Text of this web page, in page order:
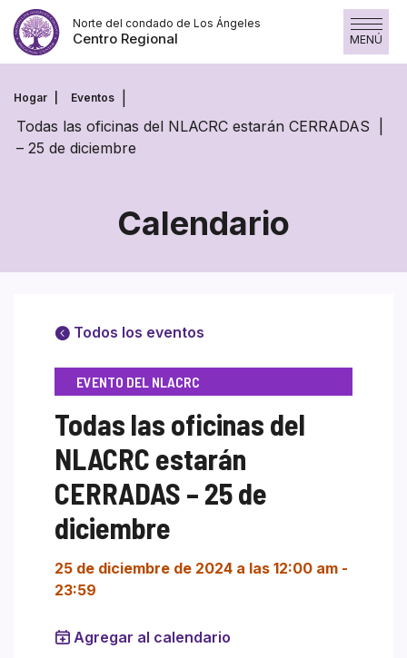
Saltar
contenido
Norte del condado de Los Ángeles
Centro Regional MENÚ
Hogar Eventos
Todas las oficinas del NLACRC estarán CERRADAS
– 25 de diciembre
Calendario
Todos los eventos
EVENTO DEL NLACRC
Todas las oficinas del
NLACRC estarán
CERRADAS – 25 de
diciembre
25 de diciembre de 2024 a las 12:00 am -
23:59
Agregar al calendario